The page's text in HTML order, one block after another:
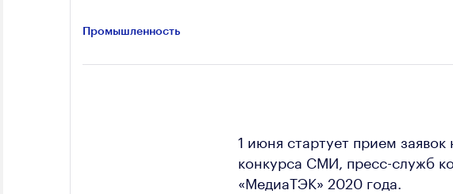
Промышленность
1 июня стартует прием
конкурса СМИ, пресс-служб
«МедиаТЭК» 2020 года.